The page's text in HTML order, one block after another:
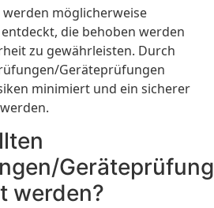
möglicherweise
die behoben werden
zu gewährleisten. Durch
Geräteprüfungen
minimiert und ein sicherer
werden?